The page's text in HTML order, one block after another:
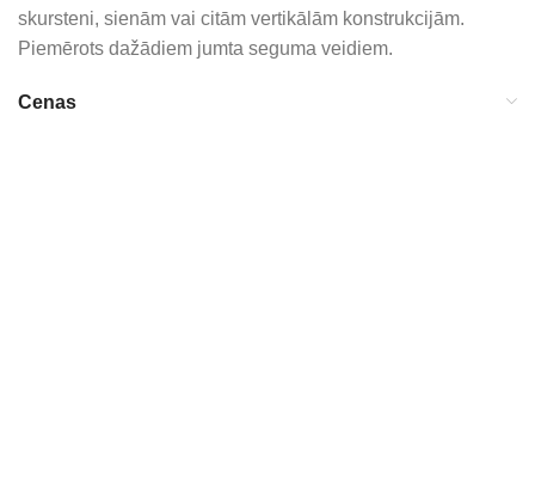
skursteni, sienām vai citām vertikālām konstrukcijām.
Piemērots dažādiem jumta seguma veidiem.
Cenas